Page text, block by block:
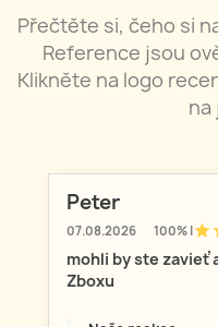
Přečtěte si, čeho si
Reference jsou
Klikněte na logo
na
Peter
07.08.2026 100% |star
mohli by ste zavieť
Zboxu